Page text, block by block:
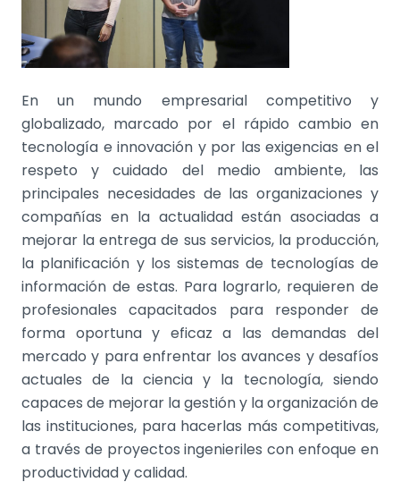
En un mundo empresarial competitivo y
globalizado, marcado por el rápido cambio en
tecnología e innovación y por las exigencias en el
respeto y cuidado del medio ambiente, las
principales necesidades de las organizaciones y
compañías en la actualidad están asociadas a
mejorar la entrega de sus servicios, la producción,
la planificación y los sistemas de tecnologías de
información de estas. Para lograrlo, requieren de
profesionales capacitados para responder de
forma oportuna y eficaz a las demandas del
mercado y para enfrentar los avances y desafíos
actuales de la ciencia y la tecnología, siendo
capaces de mejorar la gestión y la organización de
las instituciones, para hacerlas más competitivas,
a través de proyectos ingenieriles con enfoque en
productividad y calidad.